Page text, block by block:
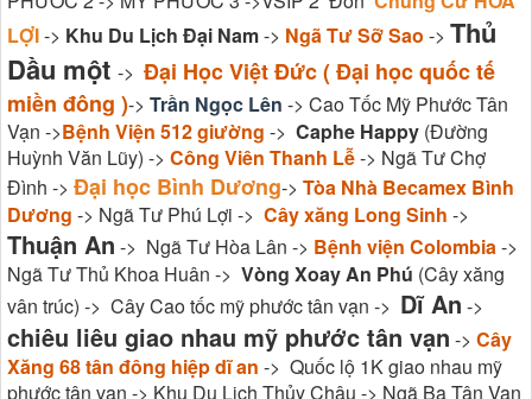
LỢI-> Khu Du Lịch Đại Nam-> Ngã Tư Sỡ Sao -> Thủ
Dầu một -> Đại Học Việt Đức ( Đại học quốc tế
miền đông )-> Trần Ngọc Lên -> Cao Tốc Mỹ Phước Tân
Vạn ->Bệnh Viện 512 giường -> Caphe Happy (Đường
Huỳnh Văn Lũy) -> Công Viên Thanh Lễ-> Ngã Tư Chợ
Đình -> Đại học Bình Dương-> Tòa Nhà Becamex Bình
Dương -> Ngã Tư Phú Lợi -> Cây xăng Long Sinh ->
Thuận An -> Ngã Tư Hòa Lân -> Bệnh viện Colombia->
Ngã Tư Thủ Khoa Huân -> Vòng Xoay An Phú (Cây xăng
vân trúc) -> Cây Cao tốc mỹ phước tân vạn -> Dĩ An ->
chiêu liêu giao nhau mỹ phước tân vạn -> Cây
Xăng 68 tân đông hiệp dĩ an -> Quốc lộ 1K giao nhau mỹ
phước tân vạn -> Khu Du Lịch Thủy Châu -> Ngã Ba Tân Vạn